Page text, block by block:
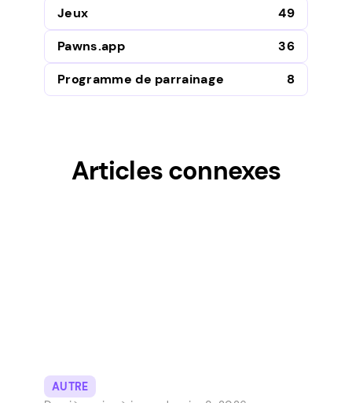
Jeux
49
Pawns.app
36
Programme de parrainage
8
Articles connexes
AUTRE